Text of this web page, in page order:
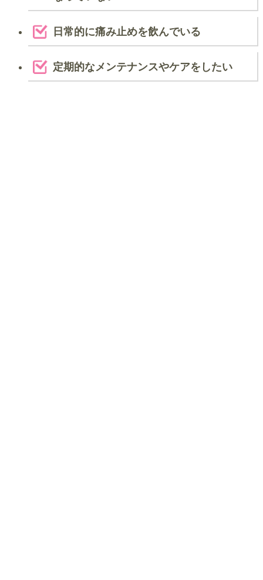
日常的に痛み止めを飲んでいる
定期的なメンテナンスやケアをしたい